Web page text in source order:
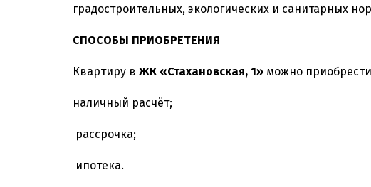
градостроительных, экологических и санитарных
СПОСОБЫ ПРИОБРЕТЕНИЯ
Квартиру в ЖК «Стахановская, 1» можно
наличный расчёт;
рассрочка;
ипотека.